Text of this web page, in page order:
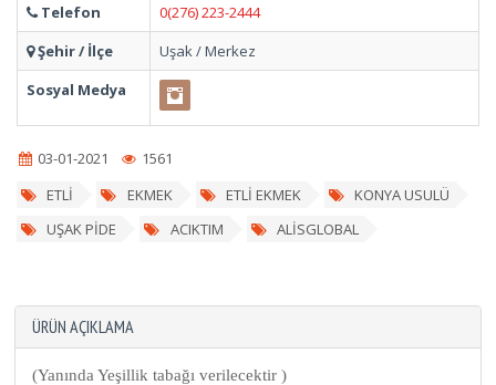
Telefon
0(276) 223-2444
Şehir / İlçe
Uşak / Merkez
Sosyal Medya
03-01-2021
1561
ETLİ
EKMEK ETLİ EKMEK
KONYA USULÜ
UŞAK PİDE
ACIKTIM ALİSGLOBAL
ÜRÜN AÇIKLAMA
(Yanında Yeşillik tabağı verilecektir )